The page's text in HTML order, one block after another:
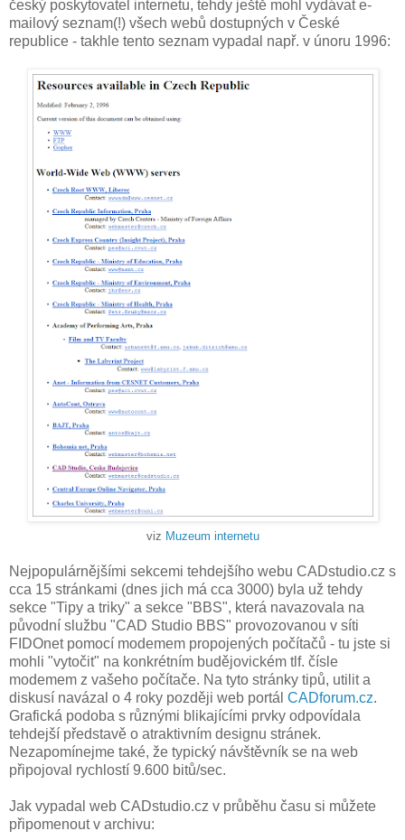
český poskytovatel internetu, tehdy ještě mohl vydávat e-
mailový seznam(!) všech webů dostupných v České
republice - takhle tento seznam vypadal např. v únoru 1996:
viz Muzeum internetu
Nejpopulárnějšími sekcemi tehdejšího webu CADstudio.cz s
cca 15 stránkami (dnes jich má cca 3000) byla už tehdy
sekce "Tipy a triky" a sekce "BBS", která navazovala na
původní službu "CAD Studio BBS" provozovanou v síti
FIDOnet pomocí modemem propojených počítačů - tu jste si
mohli "vytočit" na konkrétním budějovickém tlf. čísle
modemem z vašeho počítače. Na tyto stránky tipů, utilit a
diskusí navázal o 4 roky později web portál CADforum.cz.
Grafická podoba s různými blikajícími prvky odpovídala
tehdejší představě o atraktivním designu stránek.
Nezapomínejme také, že typický návštěvník se na web
připojoval rychlostí 9.600 bitů/sec.
Jak vypadal web CADstudio.cz v průběhu času si můžete
připomenout v archivu: